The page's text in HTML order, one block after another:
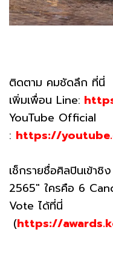
ติดตาม คมชัดลึก ที่นี่
เพิ่มเพื่อน Line:
YouTube Official
: https://
เช็กรายชื่อศิลปินเข้า
2565" ใครคือ 6
Vote ได้ที่นี่
(https://